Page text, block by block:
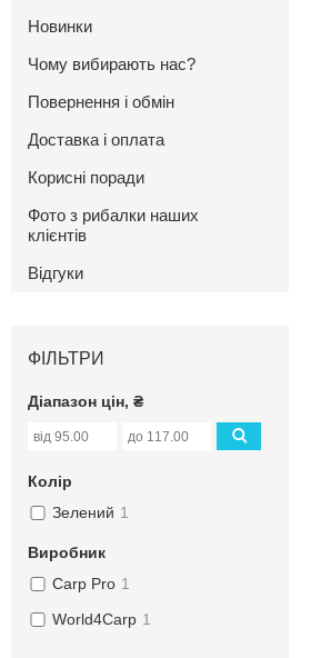
Новинки
Чому вибирають нас?
Повернення і обмін
Доставка і оплата
Корисні поради
Фото з рибалки наших
клієнтів
Відгуки
ФІЛЬТРИ
Діапазон цін, ₴
Колір
Зелений 1
Виробник
Carp Pro 1
World4Carp 1